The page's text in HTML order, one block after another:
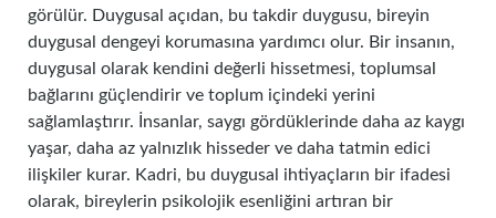
görülür. Duygusal açıdan, bu takdir duygusu, bireyin
duygusal dengeyi korumasına yardımcı olur. Bir insanın,
duygusal olarak kendini değerli hissetmesi, toplumsal
bağlarını güçlendirir ve toplum içindeki yerini
sağlamlaştırır. İnsanlar, saygı gördüklerinde daha az kaygı
yaşar, daha az yalnızlık hisseder ve daha tatmin edici
ilişkiler kurar. Kadri, bu duygusal ihtiyaçların bir ifadesi
olarak, bireylerin psikolojik esenliğini artıran bir